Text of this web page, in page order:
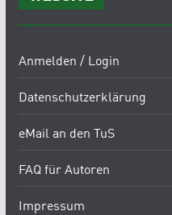
Anmelden / Login
Datenschutzerklärung
eMail an den TuS
FAQ für Autoren
Impressum